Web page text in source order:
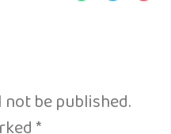
be published.
*